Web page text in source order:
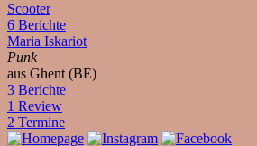
Scooter
6 Berichte
Maria Iskariot
Punk
aus Ghent (BE)
3 Berichte
1 Review
2 Termine